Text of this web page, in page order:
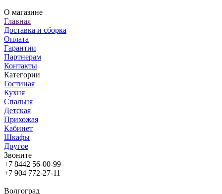
О магазине
Главная
Доставка и сборка
Оплата
Гарантии
Партнерам
Контакты
Категории
Гостиная
Кухня
Спальня
Детская
Прихожая
Кабинет
Шкафы
Другое
Звоните
+7 8442 56-00-99
+7 904 772-27-11
Волгоград